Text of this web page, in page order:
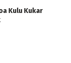
Kulu Kukar